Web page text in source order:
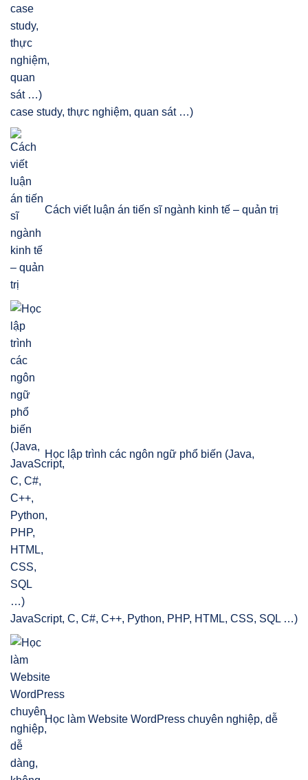
case study, thực nghiệm, quan sát …)
Cách viết luận án tiến sĩ ngành kinh tế – quản trị
Học lập trình các ngôn ngữ phổ biến (Java,
JavaScript, C, C#, C++, Python, PHP, HTML, CSS, SQL …)
Học làm Website WordPress chuyên nghiệp, dễ